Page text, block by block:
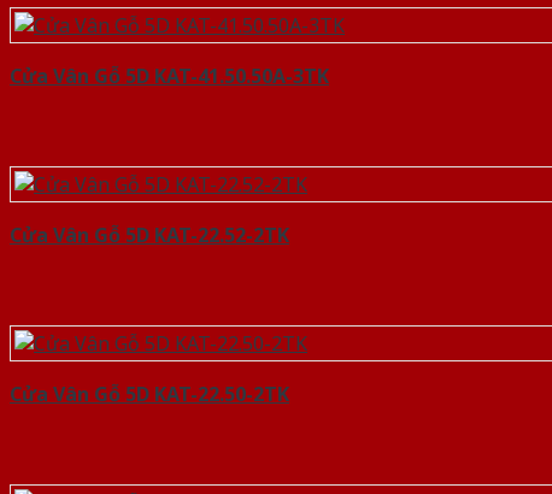
Cửa Vân Gỗ 5D KAT-41.50.50A-3TK
Cửa Vân Gỗ 5D KAT-22.52-2TK
Cửa Vân Gỗ 5D KAT-22.50-2TK